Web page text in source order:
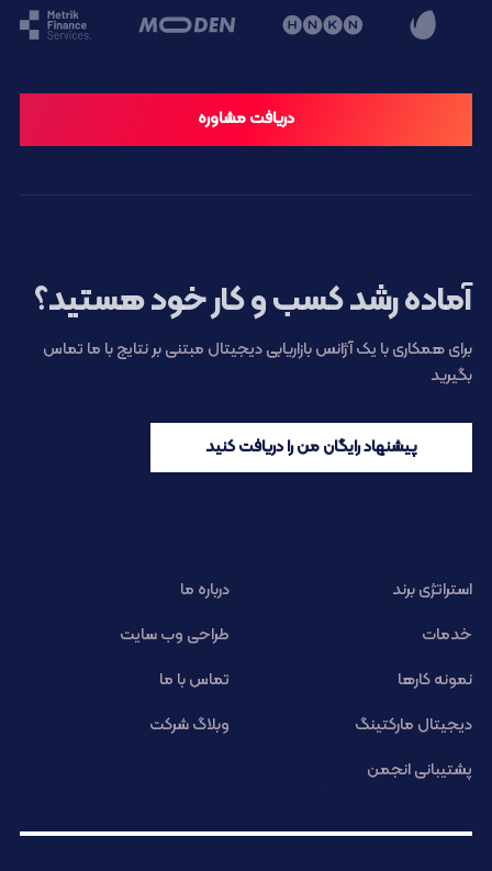
دریافت مشاوره
آماده رشد کسب و کار خود هستید؟
برای همکاری با یک آژانس بازاریابی دیجیتال مبتنی بر نتایج با ما تماس
بگیرید
پیشنهاد رایگان من را دریافت کنید
استراتژی برند
درباره ما
خدمات
طراحی وب سایت
نمونه کارها
تماس با ما
دیجیتال مارکتینگ
وبلاگ شرکت
پشتیبانی انجمن